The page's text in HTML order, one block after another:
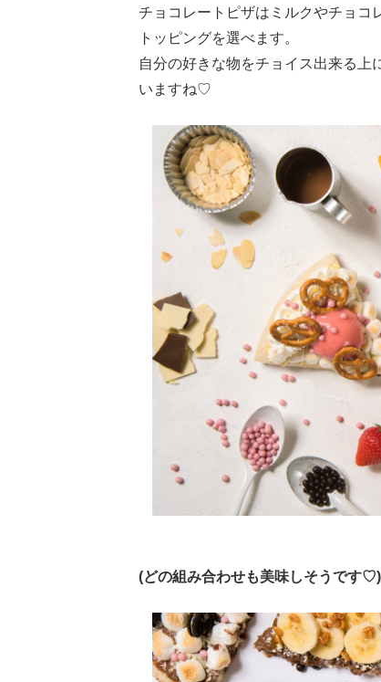
チョコレートピザはミルクやチョコ
トッピングを選べます。
自分の好きな物をチョイス出来る上
いますね♡
(どの組み合わせも美味しそうです♡)